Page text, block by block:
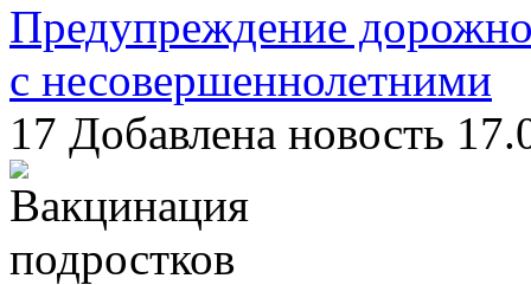
Предупреждение
с несовершеннолетними
17 Добавлена новость